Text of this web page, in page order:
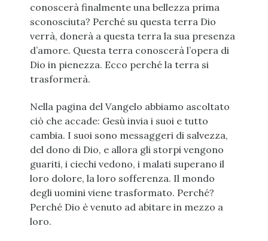
conoscerà finalmente una bellezza prima
sconosciuta? Perché su questa terra Dio
verrà, donerà a questa terra la sua presenza
d’amore. Questa terra conoscerà l’opera di
Dio in pienezza. Ecco perché la terra si
trasformerà.
Nella pagina del Vangelo abbiamo ascoltato
ciò che accade: Gesù invia i suoi e tutto
cambia. I suoi sono messaggeri di salvezza,
del dono di Dio, e allora gli storpi vengono
guariti, i ciechi vedono, i malati superano il
loro dolore, la loro sofferenza. Il mondo
degli uomini viene trasformato. Perché?
Perché Dio è venuto ad abitare in mezzo a
loro.